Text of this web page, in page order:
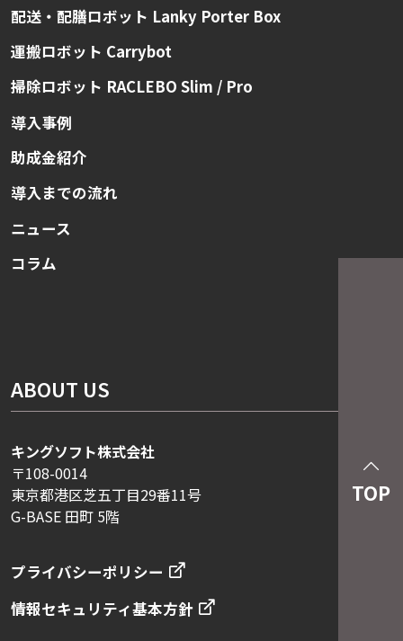
TOP
配送・配膳ロボット Lanky Porter Box
運搬ロボット Carrybot
掃除ロボット RACLEBO Slim / Pro
導入事例
助成金紹介
導入までの流れ
ニュース
コラム
ABOUT US
キングソフト株式会社
〒108-0014
東京都港区芝五丁目29番11号
G-BASE 田町 5階
プライバシーポリシー
情報セキュリティ基本方針